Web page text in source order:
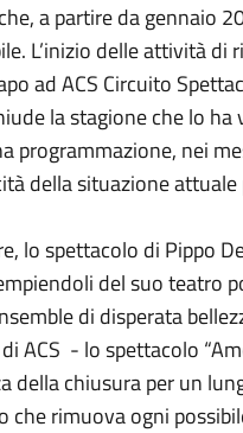
a partire da gennaio
L’inizio delle attività di
ad ACS Circuito
la stagione che lo
programmazione, nei
della situazione
lo spettacolo di Pippo
del suo teatro
di disperata
ACS - lo spettacolo
della chiusura per un
rimuova ogni